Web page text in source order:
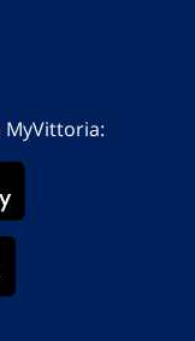
MyVittoria: